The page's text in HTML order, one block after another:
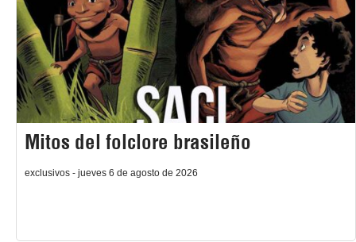
Mitos del folclore brasileño
exclusivos - jueves 6 de agosto de 2026